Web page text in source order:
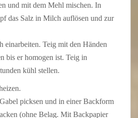
und mit dem Mehl mischen. In
das Salz in Milch auflösen und zur
einarbeiten. Teig mit den Händen
bis er homogen ist. Teig in
kühl stellen.
picksen und in einer Backform
(ohne Belag. Mit Backpapier